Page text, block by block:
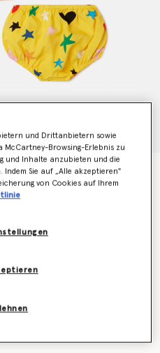
mit Sternmuster
und Drittanbietern sowie
McCartney-Browsing-Erlebnis zu
und Inhalte anzubieten und die
Indem Sie auf „Alle akzeptieren"
von Cookies auf Ihrem